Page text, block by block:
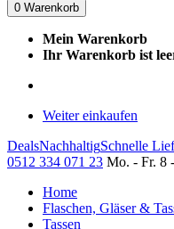
0 Warenkorb
Mein Warenkorb
Ihr Warenkorb ist
Weiter einkaufen
DealsNachhaltigSchnelle
0512 334 071 23 Mo. - Fr. 8
Home
Flaschen, Gläser &
Tassen